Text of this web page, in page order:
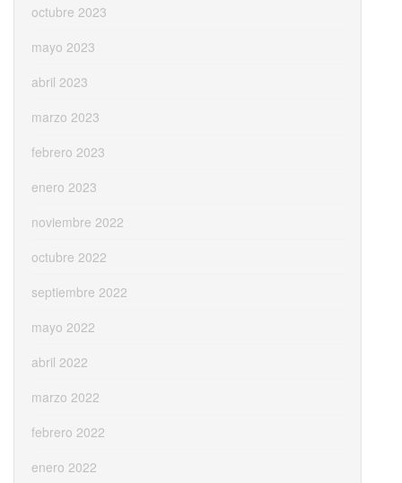
octubre 2023
mayo 2023
abril 2023
marzo 2023
febrero 2023
enero 2023
noviembre 2022
octubre 2022
septiembre 2022
mayo 2022
abril 2022
marzo 2022
febrero 2022
enero 2022